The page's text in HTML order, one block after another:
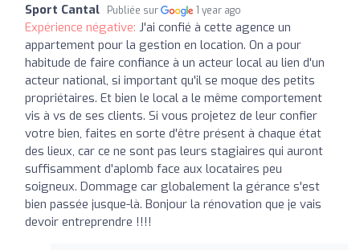
Sport Cantal Publiée sur 1 year ago
Expérience négative: J'ai confié à cette agence un
appartement pour la gestion en location. On a pour
habitude de faire confiance à un acteur local au lien d'un
acteur national, si important qu'il se moque des petits
propriétaires. Et bien le local a le même comportement
vis à vs de ses clients. Si vous projetez de leur confier
votre bien, faites en sorte d'être présent à chaque état
des lieux, car ce ne sont pas leurs stagiaires qui auront
suffisamment d'aplomb face aux locataires peu
soigneux. Dommage car globalement la gérance s'est
bien passée jusque-là. Bonjour la rénovation que je vais
devoir entreprendre !!!!